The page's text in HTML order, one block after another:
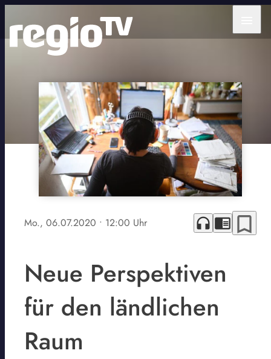
Mo., 06.07.2020 • 12:00 Uhr headphones chrome_reader_mode bookmark_border
Neue Perspektiven
für den ländlichen
Raum